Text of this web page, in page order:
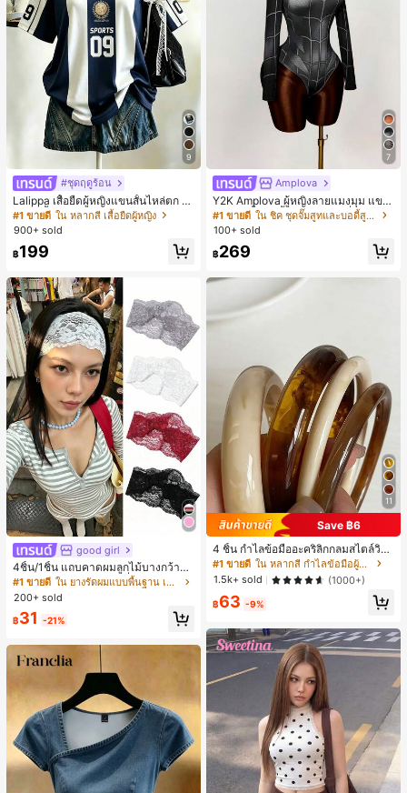
9
#ชุดฤดูร้อน
Lalippa เสื้อยืดผู้หญิงแขนสั้นไหล่ตก ค
อวีปกเสื้อ ลายพิมพ์ดิจิทัลลายทาง สไตล์
สปอร์ตแฟชั่นมินิมอล ของขวัญสำหรับเ
พื่อน
#1 ขายดี ใน หลากสี เสื้อยืดผู้หญิง
900+ sold
฿199
good girl
4ชิ้น/1ชิ้น แถบคาดผมลูกไม้บางกว้างยื
ดหยุ่นสำหรับผู้หญิง, แฟชั่นอเนกประสง
ค์พรีเมียมหรูหราสไตล์มินิมอล ผ้าพันคอ
เล็กๆ ห่วงผม อุปกรณ์เสริมผม, เหมาะสำ
หรับการออกไปข้างนอกประจำวัน, ลำล
อง, งานปาร์ตี้, การเดินทาง, การพักผ่อ
น, การมัดผม, การจัดทรงผม, การแต่งห
น้า, การจับคู่ชุด, อุปกรณ์เสริมประดับผ
ม
#1 ขายดี
เกือบหมดแล้ว!
#1 ขายดี
ใน ยางรัดผมแบบพื้นฐาน เครื่องประดับผมผู้หญิง
เกือบหมดแล้ว!
#1 ขายดี
ใน ยางรัดผมแบบพื้นฐาน เครื่องประดับผมผู้หญิง
เกือบหมดแล้ว!
#1 ขายดี
ใน ยางรัดผมแบบพื้นฐาน เครื่องประดับผมผู้หญิง
200+ sold
฿31 -21%
7
Amplova
Y2K Amplova ผู้หญิงลายแมงมุม แขน
ยาว คอตั้ง บอดี้สูท, สไตล์แฟชั่นดาร์ก
บอดี้สูทผู้หญิง บอดี้สูทฮาโลวีน บอดี้สูท
ลายใยแมงมุม
#1 ขายดี
ใน ชิค ชุดจั๊มสูทและบอดี้สูทผู้หญิง
100+ sold
฿269
11
Save ฿6
4 ชิ้น กำไลข้อมืออะคริลิกกลมสไตล์วินเ
ทจหรูหราสำหรับผู้หญิง, ดีไซน์เรียบง่าย
ทันสมัย, เหมาะสำหรับสวมใส่ในชีวิตปร
ะจำวันและโอกาสต่างๆ, ของขวัญสำหรั
บเธอ
#1 ขายดี
ใน หลากสี กำไลข้อมือผู้หญิง
1.5k+ sold
(1000+)
฿63 -9%